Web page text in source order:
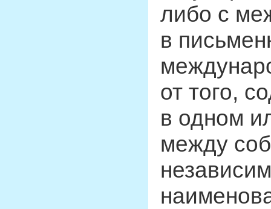
либо с
в
от того,
в одном
между